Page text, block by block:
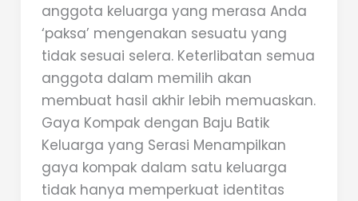
anggota keluarga yang merasa Anda
‘paksa’ mengenakan sesuatu yang
tidak sesuai selera. Keterlibatan semua
anggota dalam memilih akan
membuat hasil akhir lebih memuaskan.
Gaya Kompak dengan Baju Batik
Keluarga yang Serasi Menampilkan
gaya kompak dalam satu keluarga
tidak hanya memperkuat identitas